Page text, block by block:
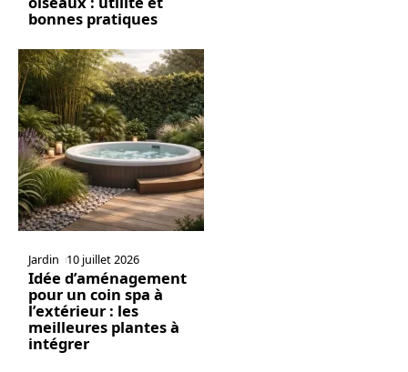
bonnes pratiques
Jardin 10 juillet 2026
Idée d’aménagement
pour un coin spa à
l’extérieur : les
meilleures plantes à
intégrer